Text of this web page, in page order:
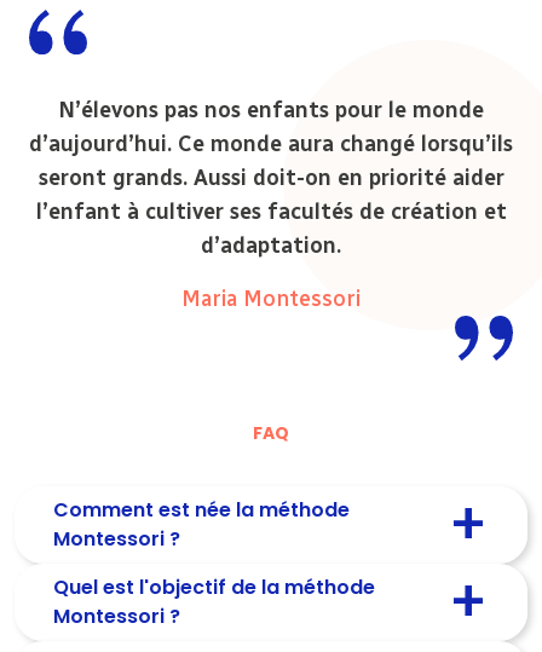
N’élevons pas nos enfants pour le monde
d’aujourd’hui. Ce monde aura changé lorsqu’ils
seront grands. Aussi doit-on en priorité aider
l’enfant à cultiver ses facultés de création et
d’adaptation.
Maria Montessori
FAQ
Comment est née la méthode
Montessori ?
Quel est l'objectif de la méthode
Montessori ?